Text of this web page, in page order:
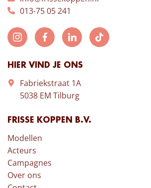
013-75 05 241
HIER VIND JE ONS
Fabriekstraat 1A
5038 EM Tilburg
FRISSE KOPPEN B.V.
Modellen
Acteurs
Campagnes
Over ons